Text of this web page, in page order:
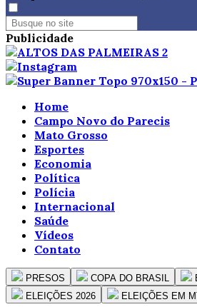
Publicidade
Home
Campo Novo do Parecis
Mato Grosso
Esportes
Economia
Política
Polícia
Internacional
Saúde
Vídeos
Contato
PRESOS COPA DO BRASIL
ELEIÇÕES 2026
ELEIÇÕES EM